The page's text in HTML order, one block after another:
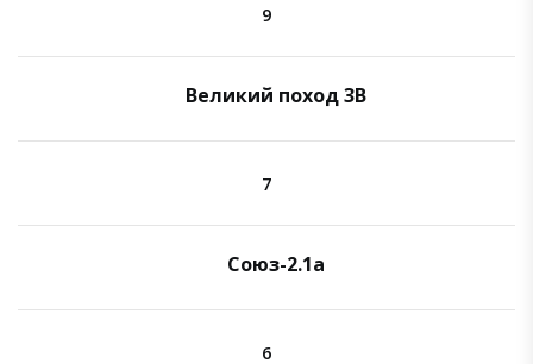
9
Великий поход 3B
7
Союз-2.1а
6